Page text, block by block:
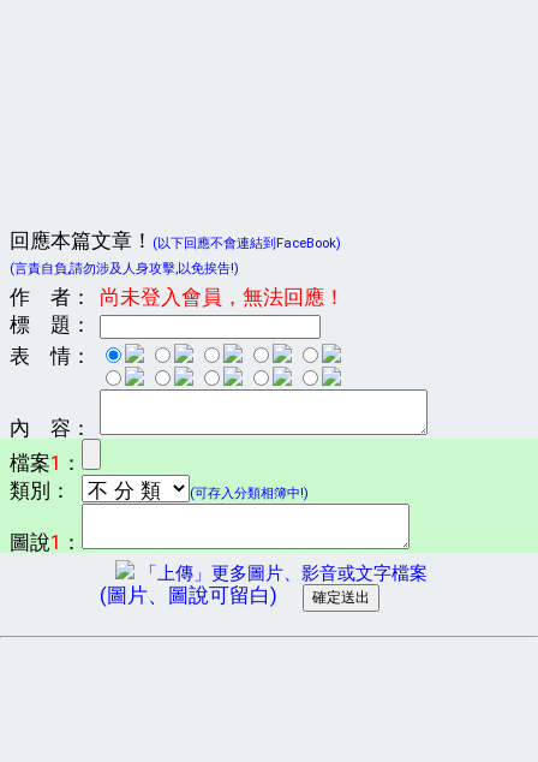
回應本篇文章！
(以下回應不會連結到FaceBook)
(言責自負,請勿涉及人身攻擊,以免挨告!)
作 者：
尚未登入會員，無法回應！
標 題：
表 情：
內 容：
檔案1 ：
類別：
(可存入分類相簿中!)
圖說1 ：
「上傳」更多圖片、影音或文字檔案
(圖片、圖說可留白)